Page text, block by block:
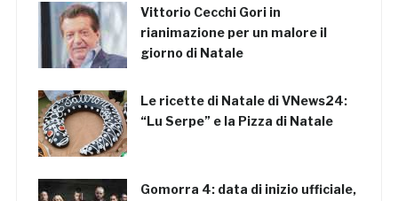
Vittorio Cecchi Gori in
rianimazione per un malore il
giorno di Natale
Le ricette di Natale di VNews24:
“Lu Serpe” e la Pizza di Natale
Gomorra 4: data di inizio ufficiale,